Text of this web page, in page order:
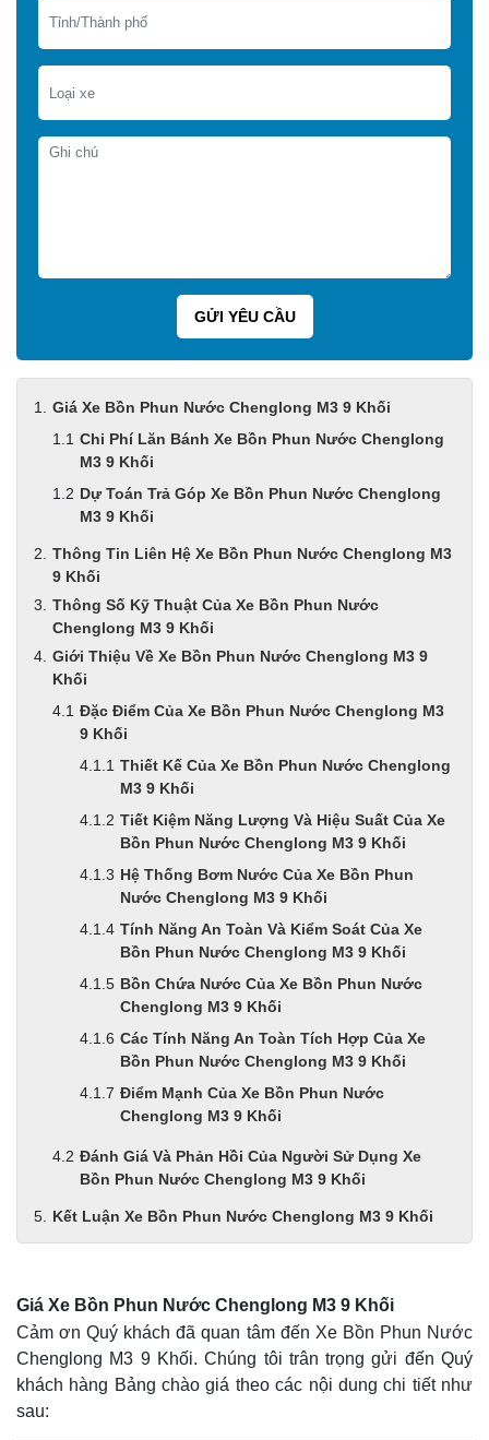
Giá Xe Bồn Phun Nước Chenglong M3 9 Khối
Chi Phí Lăn Bánh Xe Bồn Phun Nước Chenglong
M3 9 Khối
Dự Toán Trả Góp Xe Bồn Phun Nước Chenglong
M3 9 Khối
Thông Tin Liên Hệ Xe Bồn Phun Nước Chenglong M3
9 Khối
Thông Số Kỹ Thuật Của Xe Bồn Phun Nước
Chenglong M3 9 Khối
Giới Thiệu Về Xe Bồn Phun Nước Chenglong M3 9
Khối
Đặc Điểm Của Xe Bồn Phun Nước Chenglong M3
9 Khối
Thiết Kế Của Xe Bồn Phun Nước Chenglong
M3 9 Khối
Tiết Kiệm Năng Lượng Và Hiệu Suất Của Xe
Bồn Phun Nước Chenglong M3 9 Khối
Hệ Thống Bơm Nước Của Xe Bồn Phun
Nước Chenglong M3 9 Khối
Tính Năng An Toàn Và Kiểm Soát Của Xe
Bồn Phun Nước Chenglong M3 9 Khối
Bồn Chứa Nước Của Xe Bồn Phun Nước
Chenglong M3 9 Khối
Các Tính Năng An Toàn Tích Hợp Của Xe
Bồn Phun Nước Chenglong M3 9 Khối
Điểm Mạnh Của Xe Bồn Phun Nước
Chenglong M3 9 Khối
Đánh Giá Và Phản Hồi Của Người Sử Dụng Xe
Bồn Phun Nước Chenglong M3 9 Khối
Kết Luận Xe Bồn Phun Nước Chenglong M3 9 Khối
Giá Xe Bồn Phun Nước Chenglong M3 9 Khối
Cảm ơn Quý khách đã quan tâm đến Xe Bồn Phun Nước
Chenglong M3 9 Khối. Chúng tôi trân trọng gửi đến Quý
khách hàng Bảng chào giá theo các nội dung chi tiết như
sau: